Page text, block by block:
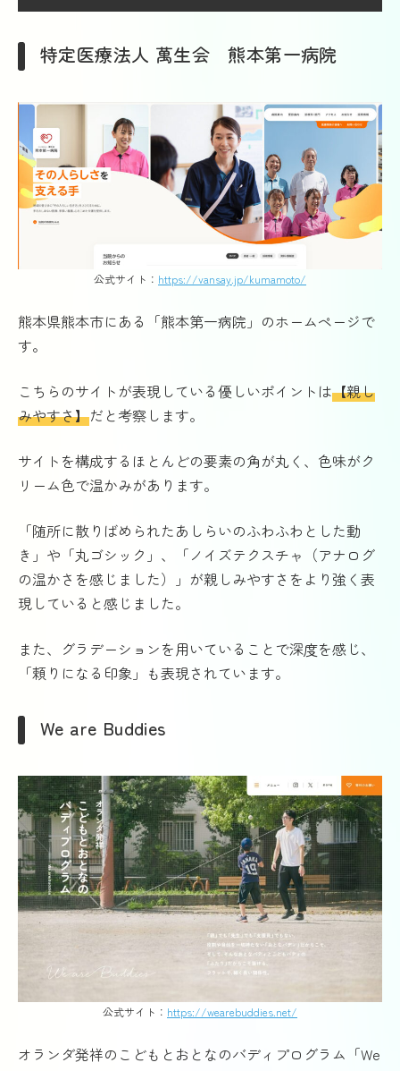
特定医療法人 萬生会 熊本第一病院
公式サイト： https://vansay.jp/kumamoto/
熊本県熊本市にある「熊本第一病院」のホームページで
す。
こちらのサイトが表現している優しいポイントは【親し
みやすさ】だと考察します。
サイトを構成するほとんどの要素の角が丸く、色味がク
リーム色で温かみがあります。
「随所に散りばめられたあしらいのふわふわとした動
き」や「丸ゴシック」、「ノイズテクスチャ（アナログ
の温かさを感じました）」が親しみやすさをより強く表
現していると感じました。
また、グラデーションを用いていることで深度を感じ、
「頼りになる印象」も表現されています。
We are Buddies
公式サイト： https://wearebuddies.net/
オランダ発祥のこどもとおとなのバディプログラム「We